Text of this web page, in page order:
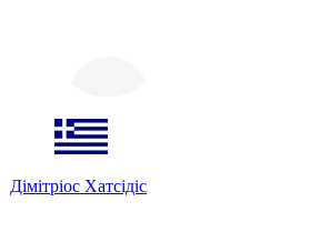
Дімітріос Хатсідіс